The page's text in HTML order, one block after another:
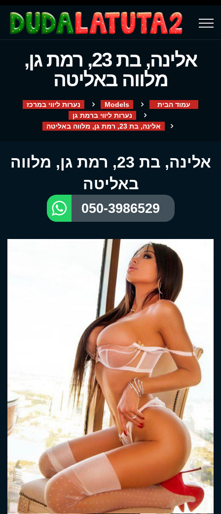
אלינה, בת 23, רמת גן,
מלווה באליטה
עמוד הבית Models
נערות ליווי במרכז
נערות ליווי ברמת גן
אלינה, בת 23, רמת גן, מלווה באליטה
אלינה, בת 23, רמת גן, מלווה
באליטה
050-3986529